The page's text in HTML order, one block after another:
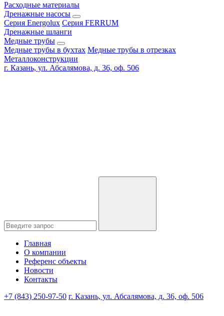
Расходные материалы
Дренажные насосы
Серия Energolux Серия FERRUM
Дренажные шланги
Медные трубы
Медные трубы в бухтах Медные трубы в отрезках
Металлоконструкции
г. Казань, ул. Абсалямова, д. 36, оф. 506
Главная
О компании
Референс объекты
Новости
Контакты
+7 (843) 250-97-50 г. Казань, ул. Абсалямова, д. 36, оф. 506